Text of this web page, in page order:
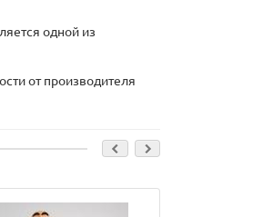
одной из
от производителя